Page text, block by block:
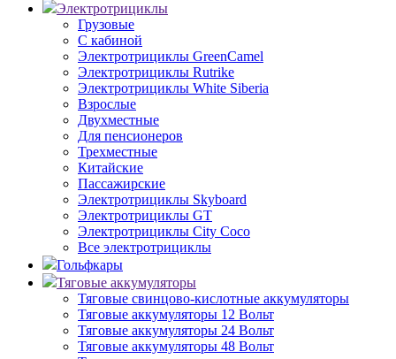
Электротрициклы
Грузовые
С кабиной
Электротрициклы GreenCamel
Электротрициклы Rutrike
Электротрициклы White Siberia
Взрослые
Двухместные
Для пенсионеров
Трехместные
Китайские
Пассажирские
Электротрициклы Skyboard
Электротрициклы GT
Электротрициклы City Coco
Все электротрициклы
Гольфкары
Тяговые аккумуляторы
Тяговые свинцово-кислотные аккумуляторы
Тяговые аккумуляторы 12 Вольт
Тяговые аккумуляторы 24 Вольт
Тяговые аккумуляторы 48 Вольт